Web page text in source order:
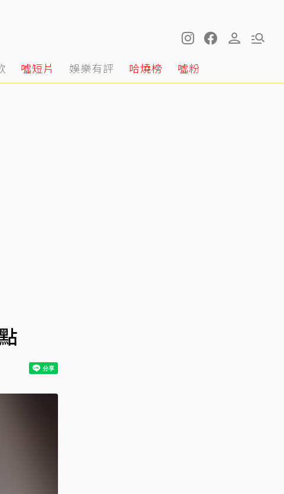
噓短片 娛樂有評 哈燒榜 噓粉